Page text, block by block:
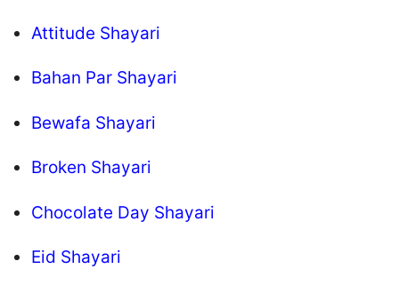
Attitude Shayari
Bahan Par Shayari
Bewafa Shayari
Broken Shayari
Chocolate Day Shayari
Eid Shayari